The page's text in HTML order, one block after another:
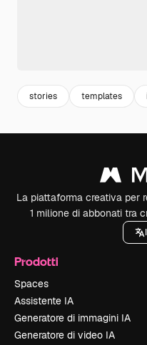
stories templates
La piattaforma creativa per
1 milione di abbonati tra
Prodotti
Spaces
Assistente IA
Generatore di immagini IA
Generatore di video IA